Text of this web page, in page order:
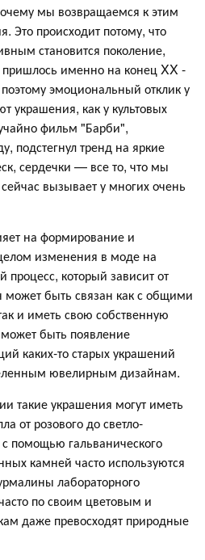
мы возвращаемся к этим
Это происходит потому, что
становится поколение,
пришлось именно на конец XX -
эмоциональный отклик у
украшения, как у культовых
фильм "Барби",
подстегнул тренд на яркие
сердечки — все то, что мы
вызывает у многих очень
на формирование и
изменения в моде на
который зависит от
может быть связан как с общими
и иметь свою собственную
быть появление
каких-то старых украшений
ювелирным дизайнам.
такие украшения могут иметь
от розового до светло-
с помощью гальванического
камней часто используются
лабораторного
по своим цветовым и
даже превосходят природные